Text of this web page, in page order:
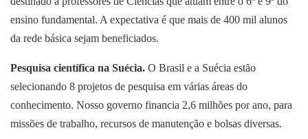
ensino fundamental. A expectativa é que mais de 400 mil alunos
da rede básica sejam beneficiados.
Pesquisa científica na Suécia. O Brasil e a Suécia estão
selecionando 8 projetos de pesquisa em várias áreas do
conhecimento. Nosso governo financia 2,6 milhões por ano, para
missões de trabalho, recursos de manutenção e bolsas diversas.